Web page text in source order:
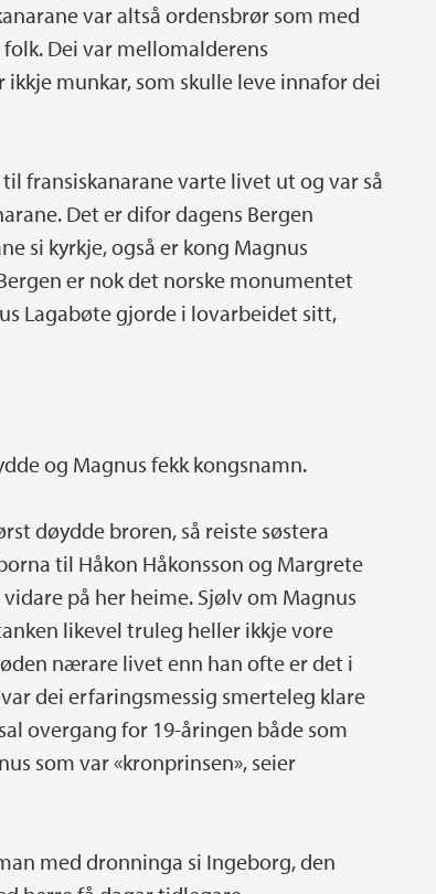
var altså ordensbrør som med
Dei var mellomalderens
ikkje munkar, som skulle leve innafor dei
fransiskanarane varte livet ut og var så
Det er difor dagens Bergen
si kyrkje, også er kong Magnus
er nok det norske monumentet
Lagabøte gjorde i lovarbeidet sitt,
og Magnus fekk kongsnamn.
døydde broren, så reiste søstera
til Håkon Håkonsson og Margrete
på her heime. Sjølv om Magnus
likevel truleg heller ikkje vore
nærare livet enn han ofte er det i
dei erfaringsmessig smerteleg klare
overgang for 19-åringen både som
som var «kronprinsen», seier
med dronninga si Ingeborg, den